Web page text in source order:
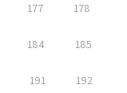
177 178
184 185
191 192